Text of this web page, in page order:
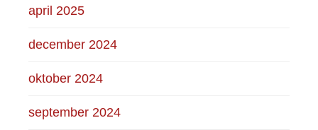
april 2025
december 2024
oktober 2024
september 2024